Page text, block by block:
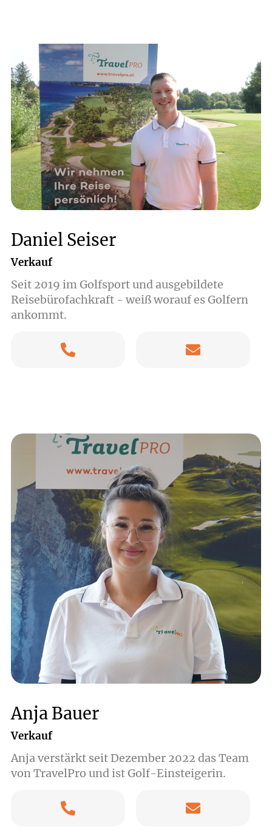
Daniel Seiser
Verkauf
Seit 2019 im Golfsport und ausgebildete
Reisebürofachkraft - weiß worauf es Golfern
ankommt.
Anja Bauer
Verkauf
Anja verstärkt seit Dezember 2022 das Team
von TravelPro und ist Golf-Einsteigerin.